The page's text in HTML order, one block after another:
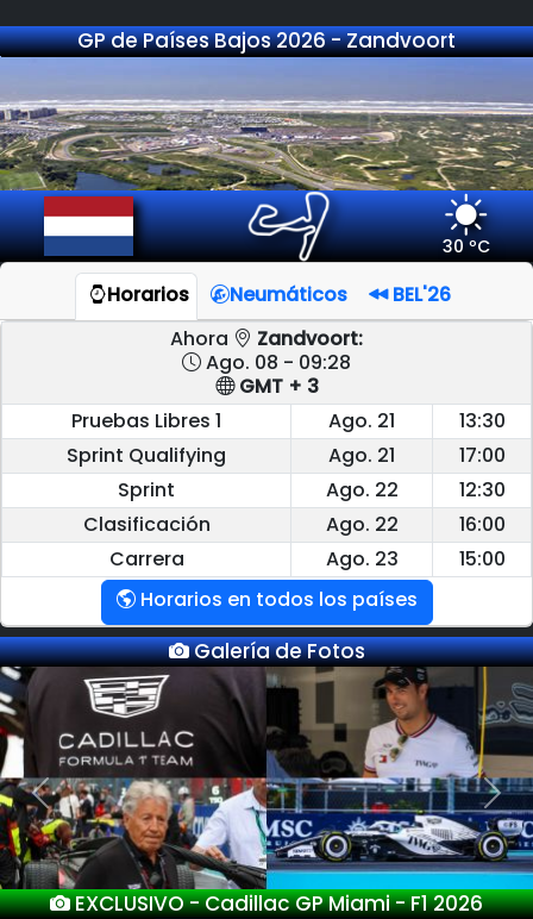
GP de Países Bajos 2026 - Zandvoort
30 ºC
Horarios Neumáticos
BEL'26
Ahora
Zandvoort:
Ago. 08 - 09:28
GMT + 3
Pruebas Libres 1
Ago. 21
13:30
Sprint Qualifying
Ago. 21
17:00
Sprint
Ago. 22
12:30
Clasificación
Ago. 22
16:00
Carrera
Ago. 23
15:00
Horarios en todos los países
Galería de Fotos
EXCLUSIVO - GP Miami - F1 2026
Previous Next